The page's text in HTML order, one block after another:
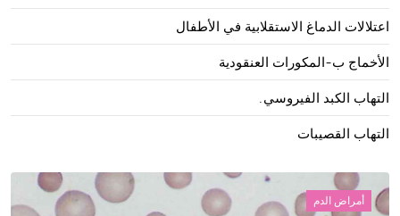
اعتلالات الدماغ الاستقلابية في الأطفال
الأخماج ب-المكورات العنقودية
التهاب الكبد الفيروسي.
التهاب القصيبات
أمراض الدم